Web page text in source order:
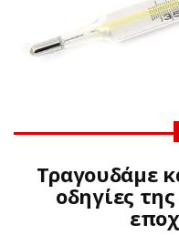
Τραγουδάμε
οδηγίες